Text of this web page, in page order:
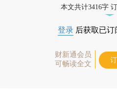
本文共计3416字
登录 后获取已
财新通会员
可畅读全文